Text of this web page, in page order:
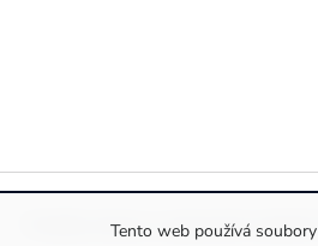
Tento web používá
Pravidla ochrany a zpracování